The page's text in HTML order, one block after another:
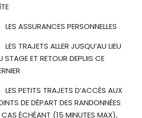
LES ASSURANCES PERSONNELLES
LES TRAJETS ALLER JUSQU’AU LIEU
STAGE ET RETOUR DEPUIS CE
LES PETITS TRAJETS D’ACCÈS AUX
DE DÉPART DES RANDONNÉES
CAS ÉCHÉANT (15 MINUTES MAX),